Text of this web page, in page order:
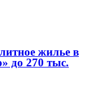
жилье в
до 270 тыс.